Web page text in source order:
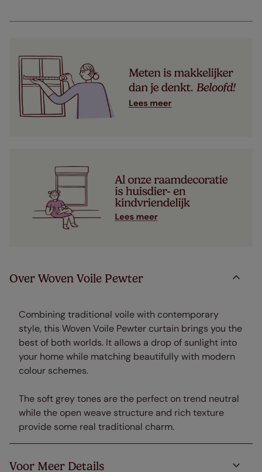
Over Woven Voile Pewter
Combining traditional voile with contemporary
style, this Woven Voile Pewter curtain brings you the
best of both worlds. It allows a drop of sunlight into
your home while matching beautifully with modern
colour schemes.
The soft grey tones are the perfect on trend neutral
while the open weave structure and rich texture
provide some real traditional charm.
Voor Meer Details